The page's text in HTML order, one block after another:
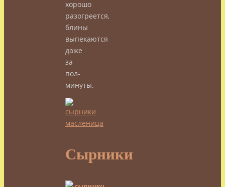
хорошо
разогреется,
блины
выпекаются
даже
за
пол-
минуты.
Сырники